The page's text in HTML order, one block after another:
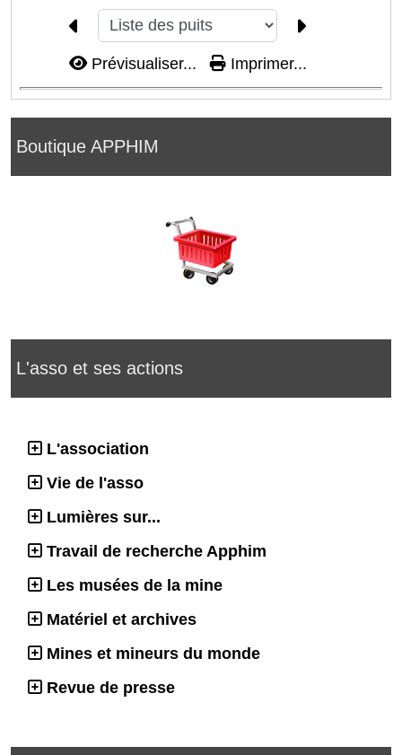
Boutique APPHIM
L'asso et ses actions
L'association
Vie de l'asso
Lumières sur...
Travail de recherche Apphim
Les musées de la mine
Matériel et archives
Mines et mineurs du monde
Revue de presse
Prévisualiser... Imprimer...